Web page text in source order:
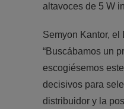
altavoces de 5 W
Semyon Kantor,
“Buscábamos un
escogiésemos
decisivos para
distribuidor y la